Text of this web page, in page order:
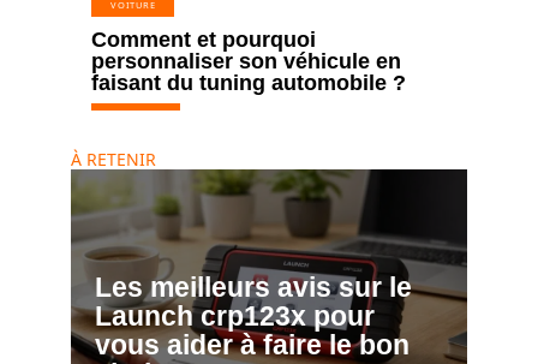
VOITURE
Comment et pourquoi
personnaliser son véhicule en
faisant du tuning automobile ?
À RETENIR
Les meilleurs avis sur le
Launch crp123x pour
vous aider à faire le bon